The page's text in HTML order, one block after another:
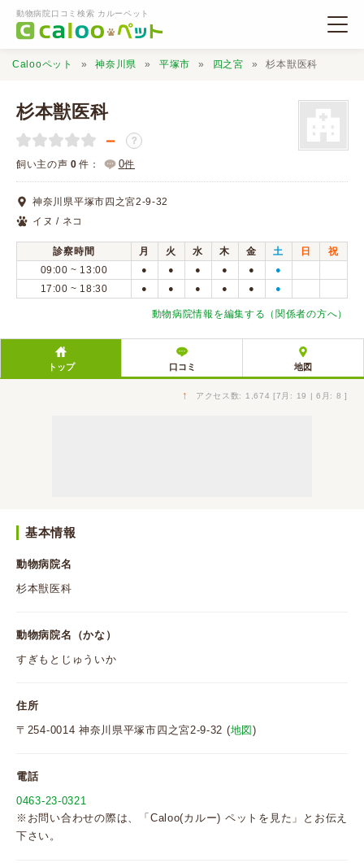
動物病院口コミ検索 カルーペット
動物病院検索
口コミ検索
Calooペットとは？
Calooペット 神奈川県 平塚市 四之宮 杉本獣医科
杉本獣医科
－ ？
飼い主の声 0 件： 0件
神奈川県平塚市四之宮2-9-32
イヌ / ネコ
診察時間 月 火 水 木 金 土 日
祝
09:00 ~ 13:00
● ● ● ● ● ●
17:00 ~ 18:30 ● ● ● ● ● ●
動物病院情報を編集する（関係者の方へ）
トップ 口コミ 地図
↑ アクセス数: 1,674 [7月: 19 | 6月: 8 ]
基本情報
動物病院名
杉本獣医科
動物病院名（かな）
すぎもとじゅういか
住所
〒254-0014 神奈川県平塚市四之宮2-9-32 (地図)
電話
0463-23-0321
※お問い合わせの際は、「Caloo(カルー) ペットを見た」とお伝え
下さい。